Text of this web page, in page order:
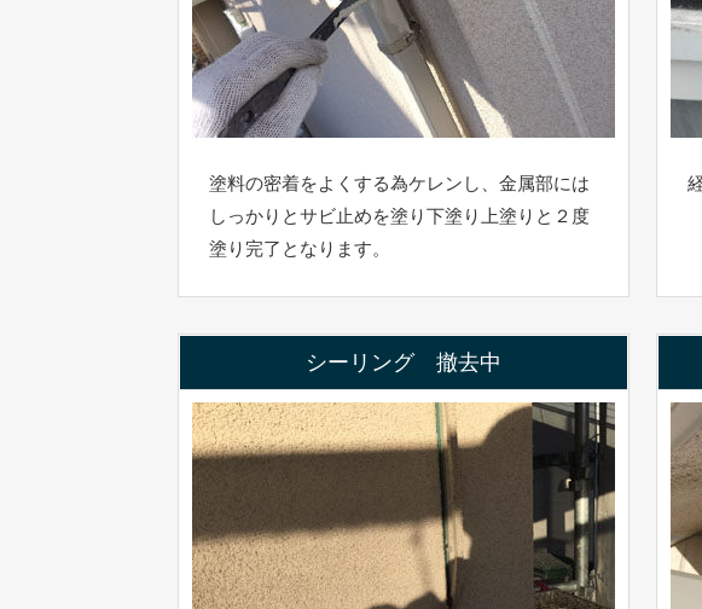
塗料の密着をよくする為ケレンし、金属部には
しっかりとサビ止めを塗り下塗り上塗りと２度
塗り完了となります。
シーリング 撤去中